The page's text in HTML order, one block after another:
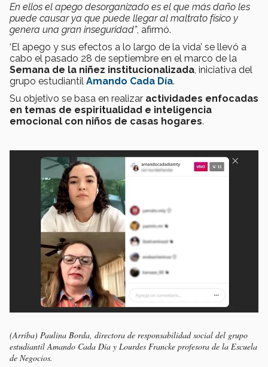
En ellos el apego desorganizado es el que más daño les
puede causar ya que puede llegar al maltrato físico y
genera una gran inseguridad”, afirmó.
‘El apego y sus efectos a lo largo de la vida’ se llevó a
cabo el pasado 28 de septiembre en el marco de la
Semana de la niñez institucionalizada , iniciativa del
grupo estudiantil Amando Cada Día.
Su objetivo se basa en realizar actividades enfocadas
en temas de espiritualidad e inteligencia
emocional con niños de casas hogares.
(Arriba) Paulina Borda, directora de responsabilidad social del grupo
estudiantil Amando Cada Día y Lourdes Francke profesora de la Escuela
de Negocios.